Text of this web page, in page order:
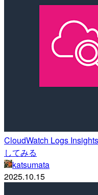
CloudWatch Logs
してみる
katsumata
2025.10.15